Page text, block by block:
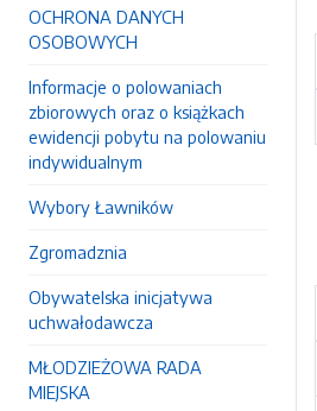
OCHRONA DANYCH
OSOBOWYCH
Informacje o polowaniach
zbiorowych oraz o książkach
ewidencji pobytu na polowaniu
indywidualnym
Wybory Ławników
Zgromadznia
Obywatelska inicjatywa
uchwałodawcza
MŁODZIEŻOWA RADA
MIEJSKA